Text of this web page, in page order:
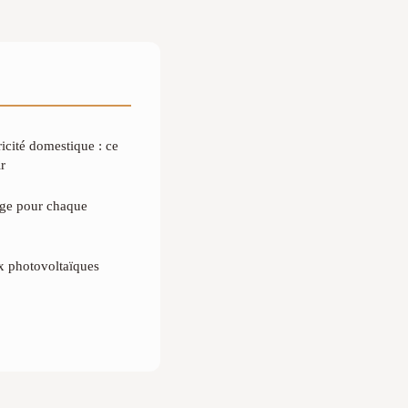
domestique : ce
pour chaque
photovoltaïques